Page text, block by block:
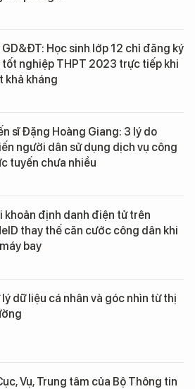
GD&ĐT: Học sinh lớp 12 chỉ đăng ký
tốt nghiệp THPT 2023 trực tiếp khi
khả kháng
sĩ Đặng Hoàng Giang: 3 lý do
người dân sử dụng dịch vụ công
tuyến chưa nhiều
khoản định danh điện tử trên
thay thế căn cước công dân khi
bay
lý dữ liệu cá nhân và góc nhìn từ thị
Vụ, Trung tâm của Bộ Thông tin